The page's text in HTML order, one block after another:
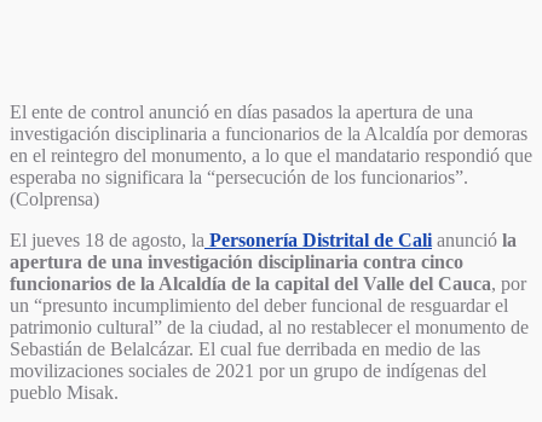
El ente de control anunció en días pasados la apertura de una
investigación disciplinaria a funcionarios de la Alcaldía por demoras
en el reintegro del monumento, a lo que el mandatario respondió que
esperaba no significara la “persecución de los funcionarios”.
(Colprensa)
El jueves 18 de agosto, la Personería Distrital de Cali anunció la
apertura de una investigación disciplinaria contra cinco
funcionarios de la Alcaldía de la capital del Valle del Cauca, por
un “presunto incumplimiento del deber funcional de resguardar el
patrimonio cultural” de la ciudad, al no restablecer el monumento de
Sebastián de Belalcázar. El cual fue derribada en medio de las
movilizaciones sociales de 2021 por un grupo de indígenas del
pueblo Misak.